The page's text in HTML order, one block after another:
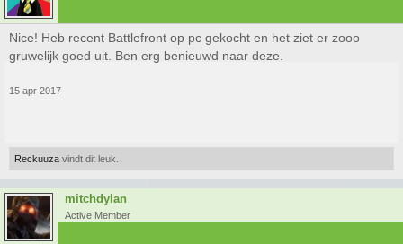
Nice! Heb recent Battlefront op pc gekocht en het ziet er zooo
gruwelijk goed uit. Ben erg benieuwd naar deze.
15 apr 2017
Reckuuza vindt dit leuk.
mitchdylan
Active Member